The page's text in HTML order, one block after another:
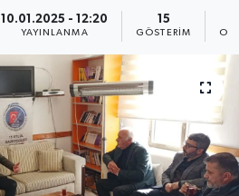
10.01.2025 - 12:20
YAYINLANMA
15
GÖSTERIM